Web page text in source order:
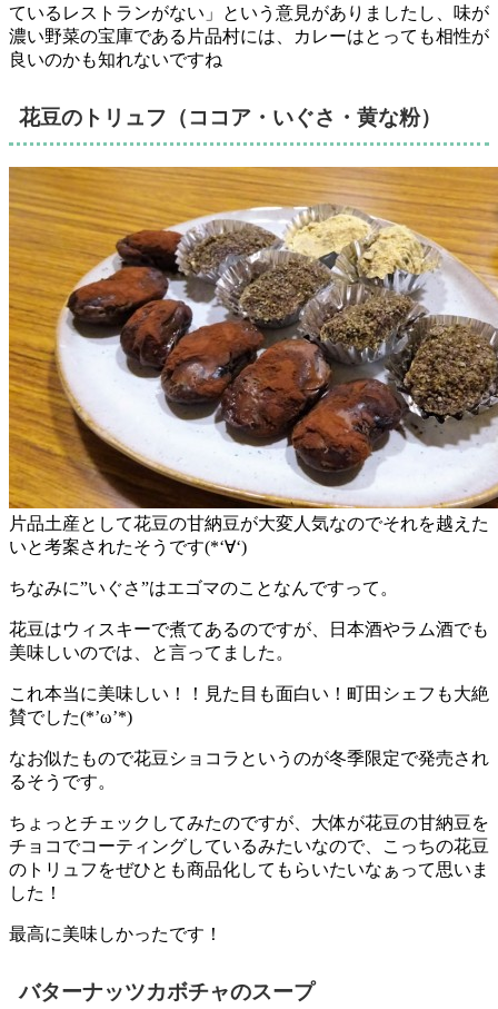
ているレストランがない」という意見がありましたし、味が
濃い野菜の宝庫である片品村には、カレーはとっても相性が
良いのかも知れないですね
花豆のトリュフ（ココア・いぐさ・黄な粉）
片品土産として花豆の甘納豆が大変人気なのでそれを越えた
いと考案されたそうです(*‘∀‘)
ちなみに”いぐさ”はエゴマのことなんですって。
花豆はウィスキーで煮てあるのですが、日本酒やラム酒でも
美味しいのでは、と言ってました。
これ本当に美味しい！！見た目も面白い！町田シェフも大絶
賛でした(*’ω’*)
なお似たもので花豆ショコラというのが冬季限定で発売され
るそうです。
ちょっとチェックしてみたのですが、大体が花豆の甘納豆を
チョコでコーティングしているみたいなので、こっちの花豆
のトリュフをぜひとも商品化してもらいたいなぁって思いま
した！
最高に美味しかったです！
バターナッツカボチャのスープ